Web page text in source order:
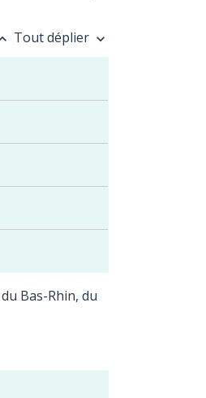
Tout déplier keyboard_arrow_down
Bas-Rhin, du